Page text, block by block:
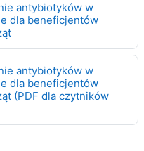
antybiotyków w
dla beneficjentów
antybiotyków w
dla beneficjentów
(PDF dla czytników